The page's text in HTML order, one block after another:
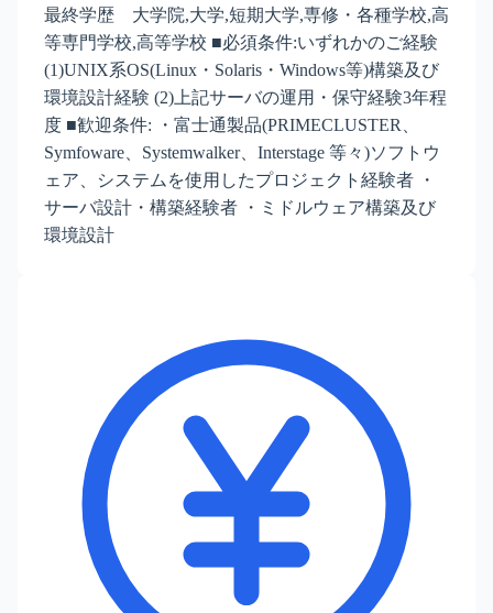
最終学歴 大学院,大学,短期大学,専修・各種学校,高
等専門学校,高等学校 ■必須条件:いずれかのご経験
(1)UNIX系OS(Linux・Solaris・Windows等)構築及び
環境設計経験 (2)上記サーバの運用・保守経験3年程
度 ■歓迎条件: ・富士通製品(PRIMECLUSTER、
Symfoware、Systemwalker、Interstage 等々)ソフトウ
ェア、システムを使用したプロジェクト経験者 ・
サーバ設計・構築経験者 ・ミドルウェア構築及び
環境設計